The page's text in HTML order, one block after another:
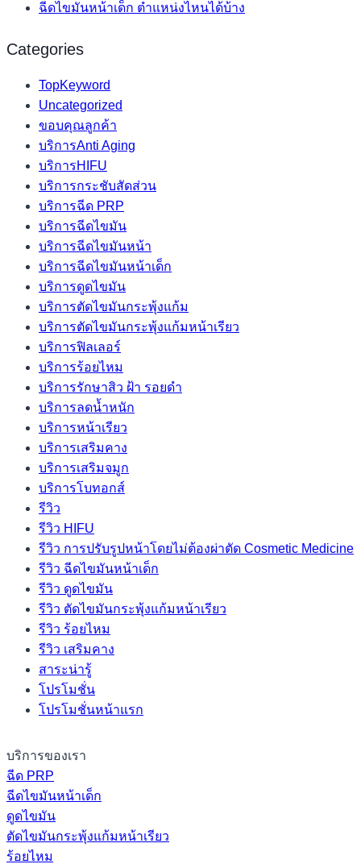
ฉีดไขมันหน้าเด็ก ตำแหน่งไหนได้บ้าง
Categories
TopKeyword
Uncategorized
ขอบคุณลูกค้า
บริการAnti Aging
บริการHIFU
บริการกระชับสัดส่วน
บริการฉีด PRP
บริการฉีดไขมัน
บริการฉีดไขมันหน้า
บริการฉีดไขมันหน้าเด็ก
บริการดูดไขมัน
บริการตัดไขมันกระพุ้งแก้ม
บริการตัดไขมันกระพุ้งแก้มหน้าเรียว
บริการฟิลเลอร์
บริการร้อยไหม
บริการรักษาสิว ฝ้า รอยดำ
บริการลดน้ำหนัก
บริการหน้าเรียว
บริการเสริมคาง
บริการเสริมจมูก
บริการโบทอกส์
รีวิว
รีวิว HIFU
รีวิว การปรับรูปหน้าโดยไม่ต้องผ่าตัด Cosmetic Medicine
รีวิว ฉีดไขมันหน้าเด็ก
รีวิว ดูดไขมัน
รีวิว ตัดไขมันกระพุ้งแก้มหน้าเรียว
รีวิว ร้อยไหม
รีวิว เสริมคาง
สาระน่ารู้
โปรโมชั่น
โปรโมชั่นหน้าแรก
บริการของเรา
ฉีด PRP
ฉีดไขมันหน้าเด็ก
ดูดไขมัน
ตัดไขมันกระพุ้งแก้มหน้าเรียว
ร้อยไหม